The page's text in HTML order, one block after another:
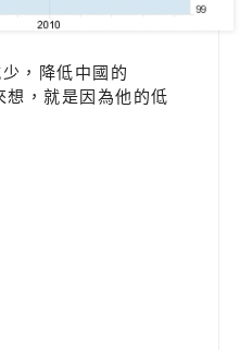
，降低中國的
，就是因為他的低